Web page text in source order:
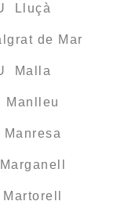
Lluçà
de Mar
Malla